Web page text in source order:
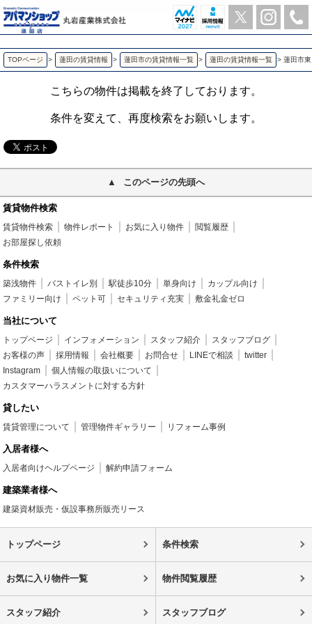
蓮田市東２丁目アパート 蓮田の1LDK賃貸アパート | アパマンショップ蓮田店-丸岩産業株式会社-
TOPページ > 蓮田の賃貸情報 > 蓮田市の賃貸情報一覧 > 蓮田の賃貸情報一覧 > 蓮田市
こちらの物件は掲載を終了しております。
条件を変えて、再度検索をお願いします。
このページの先頭へ
賃貸物件検索
賃貸物件検索 物件レポート お気に入り物件
閲覧履歴
お部屋探し依頼
条件検索
築浅物件 バストイレ別 駅徒歩10分 単身向け
カップル向け
ファミリー向け
ペット可 セキュリティ充実 敷金礼金ゼロ
当社について
トップページ インフォメーション スタッフ紹介
スタッフブログ
お客様の声
採用情報 会社概要 お問合せ LINEで相談
twitter
Instagram
個人情報の取扱いについて
カスタマーハラスメントに対する方針
貸したい
賃貸管理について 管理物件ギャラリー リフォーム事例
入居者様へ
入居者向けヘルプページ 解約申請フォーム
建築業者様へ
建築資材販売・仮設事務所販売リース
トップページ 条件検索
お気に入り物件一覧 物件閲覧履歴
スタッフ紹介 スタッフブログ